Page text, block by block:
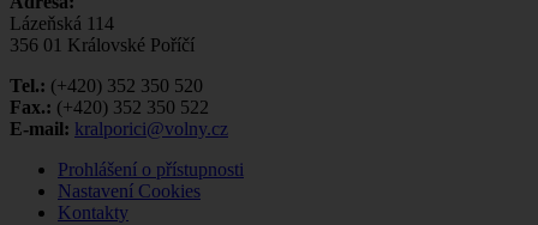
Lázeňská 114
356 01 Královské Poříčí
Tel.: (+420) 352 350 520
Fax.: (+420) 352 350 522
E-mail: kralporici@volny.cz
Prohlášení o přístupnosti
Nastavení Cookies
Kontakty